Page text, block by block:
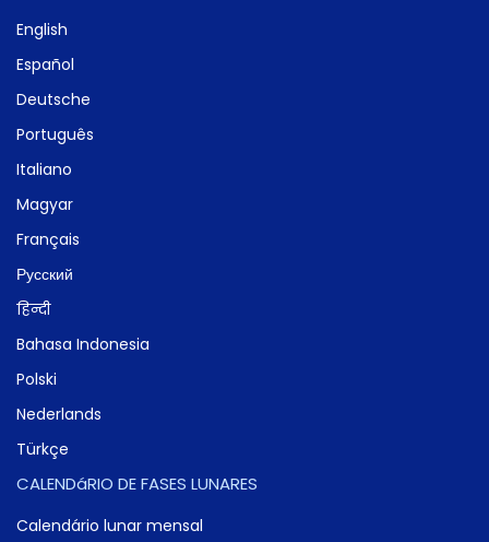
English
Español
Deutsche
Português
Italiano
Magyar
Français
Русский
हिन्दी
Bahasa Indonesia
Polski
Nederlands
Türkçe
CALENDáRIO DE FASES LUNARES
Calendário lunar mensal